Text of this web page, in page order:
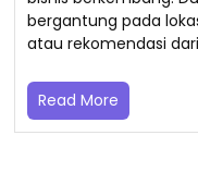
bergantung pada
atau rekomendasi
Read More